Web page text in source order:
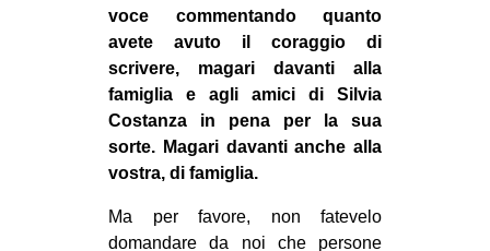
voce commentando quanto
avete avuto il coraggio di
scrivere, magari davanti alla
famiglia e agli amici di Silvia
Costanza in pena per la sua
sorte. Magari davanti anche alla
vostra, di famiglia.
Ma per favore, non fatevelo
domandare da noi che persone